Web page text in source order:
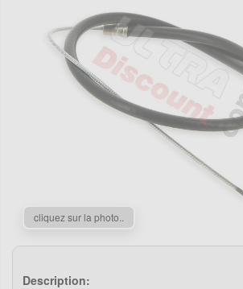
cliquez sur la photo..
Description: